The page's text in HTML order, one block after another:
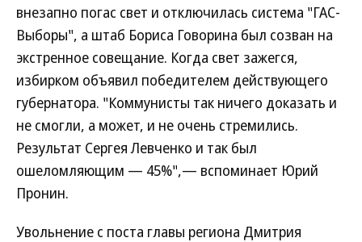
внезапно погас свет и отключилась система "ГАС-
Выборы", а штаб Бориса Говорина был созван на
экстренное совещание. Когда свет зажегся,
избирком объявил победителем действующего
губернатора. "Коммунисты так ничего доказать и
не смогли, а может, и не очень стремились.
Результат Сергея Левченко и так был
ошеломляющим — 45%",— вспоминает Юрий
Пронин.
Увольнение с поста главы региона Дмитрия